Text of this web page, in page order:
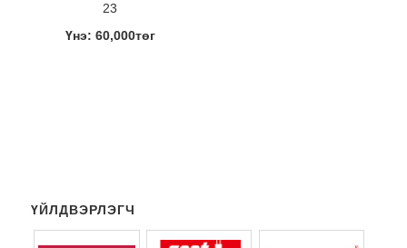
23
Үнэ: 60,000төг
ҮЙЛДВЭРЛЭГЧ